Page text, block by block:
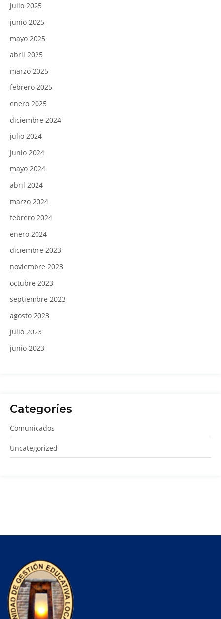
julio 2025
junio 2025
mayo 2025
abril 2025
marzo 2025
febrero 2025
enero 2025
diciembre 2024
julio 2024
junio 2024
mayo 2024
abril 2024
marzo 2024
febrero 2024
enero 2024
diciembre 2023
noviembre 2023
octubre 2023
septiembre 2023
agosto 2023
julio 2023
junio 2023
Categories
Comunicados
Uncategorized